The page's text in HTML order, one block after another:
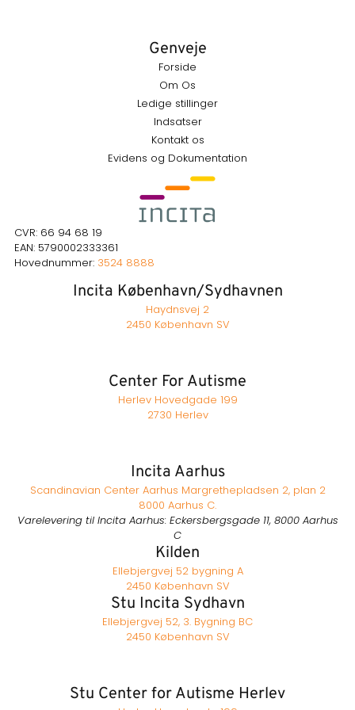
Genveje
Forside
Om Os
Ledige stillinger
Indsatser
Kontakt os
Evidens og Dokumentation
CVR: 66 94 68 19
EAN: 5790002333361
Hovednummer: 3524 8888
Incita København/Sydhavnen
Haydnsvej 2
2450 København SV
Center For Autisme
Herlev Hovedgade 199
2730 Herlev
Incita Aarhus
Scandinavian Center Aarhus Margrethepladsen 2, plan 2
8000 Aarhus C.
Varelevering til Incita Aarhus: Eckersbergsgade 11, 8000 Aarhus
C
Kilden
Ellebjergvej 52 bygning A
2450 København SV
Stu Incita Sydhavn
Ellebjergvej 52, 3. Bygning BC
2450 København SV
Stu Center for Autisme Herlev